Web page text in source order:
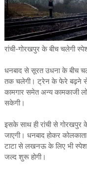
रांची-गोरखपुर के बीच चलेगी
धनबाद से सूरत उधना के बीच
तक चलेगी। ट्रेन के फेरे बढ़ने से
कामगार समेत अन्य कामकाजी
सकेगी।
इसके साथ ही रांची से
जाएगी। धनबाद होकर
टाटा से लखनऊ के लिए भी
जल्द शुरू होगी।